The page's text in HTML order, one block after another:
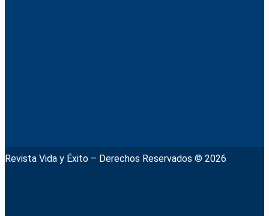
Revista Vida y Éxito – Derechos Reservados © 2026